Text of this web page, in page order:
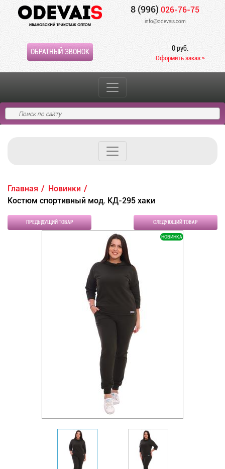
8 (996) 026-76-75
info@odevais.com
ОБРАТНЫЙ ЗВОНОК 0 руб.
Оформить заказ »
Главная
Новинки
Костюм спортивный мод. КД-295 хаки
ПРЕДЫДУЩИЙ ТОВАР СЛЕДУЮЩИЙ ТОВАР
НОВИНКА